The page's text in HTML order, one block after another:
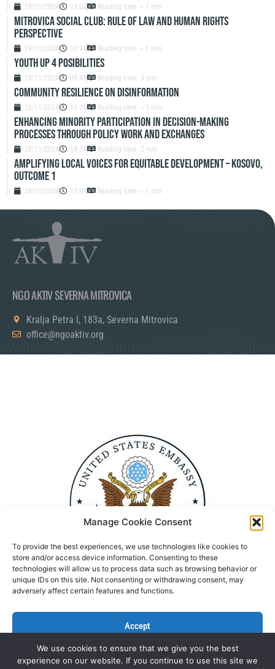
Manage Cookie Consent
To provide the best experiences, we use technologies like cookies to
store and/or access device information. Consenting to these
technologies will allow us to process data such as browsing behavior or
unique IDs on this site. Not consenting or withdrawing consent, may
adversely affect certain features and functions.
Accept
Deny
29/11/2024 13:08 Reading time: < 1 min
Mitrovica Social Club: Rule of Law and Human Rights
Perspective
29/11/2024 10:34 Reading time: < 1 min
Youth up 4 Posibilities
29/11/2024 08:45 Reading time: 3 min
Community resilience on disinformation
28/11/2024 15:29 Reading time: < 1 min
Enhancing Minority Participation in Decision-Making
Processes Through Policy Work and Exchanges
28/11/2024 14:39 Reading time: 2 min
Amplifying Local Voices for Equitable Development – Kosovo,
Outcome 1
28/11/2024 12:49 Reading time: < 1 min
NGO AKTIV SEVERNA MITROVICA
Kralja Petra I, 183a, Severna Mitrovica
office@ngoaktiv.org
Politika Privatnosti Kontaktirajte nas
We use cookies to ensure that we give you the best
experience on our website. If you continue to use this site we